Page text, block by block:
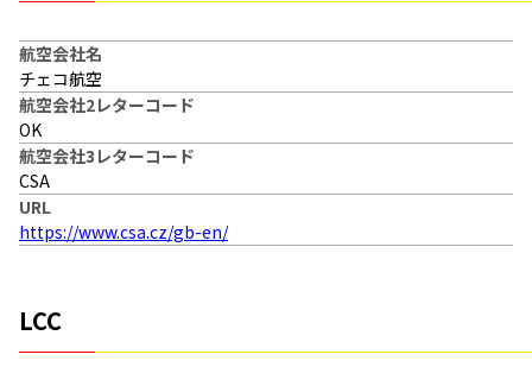
航空会社名
チェコ航空
航空会社2レターコード
OK
航空会社3レターコード
CSA
URL
https://www.csa.cz/gb-en/
LCC